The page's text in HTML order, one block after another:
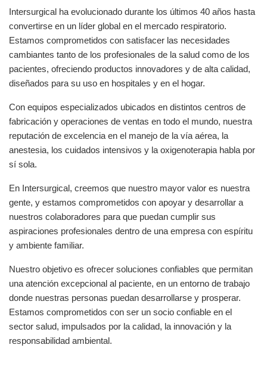
France
International English
Intersurgical ha evolucionado durante los últimos 40 años hasta
convertirse en un líder global en el mercado respiratorio.
Estamos comprometidos con satisfacer las necesidades
cambiantes tanto de los profesionales de la salud como de los
pacientes, ofreciendo productos innovadores y de alta calidad,
diseñados para su uso en hospitales y en el hogar.
Con equipos especializados ubicados en distintos centros de
fabricación y operaciones de ventas en todo el mundo, nuestra
reputación de excelencia en el manejo de la vía aérea, la
anestesia, los cuidados intensivos y la oxigenoterapia habla por
sí sola.
En Intersurgical, creemos que nuestro mayor valor es nuestra
gente, y estamos comprometidos con apoyar y desarrollar a
nuestros colaboradores para que puedan cumplir sus
aspiraciones profesionales dentro de una empresa con espíritu
y ambiente familiar.
Nuestro objetivo es ofrecer soluciones confiables que permitan
una atención excepcional al paciente, en un entorno de trabajo
donde nuestras personas puedan desarrollarse y prosperar.
Estamos comprometidos con ser un socio confiable en el
sector salud, impulsados por la calidad, la innovación y la
responsabilidad ambiental.